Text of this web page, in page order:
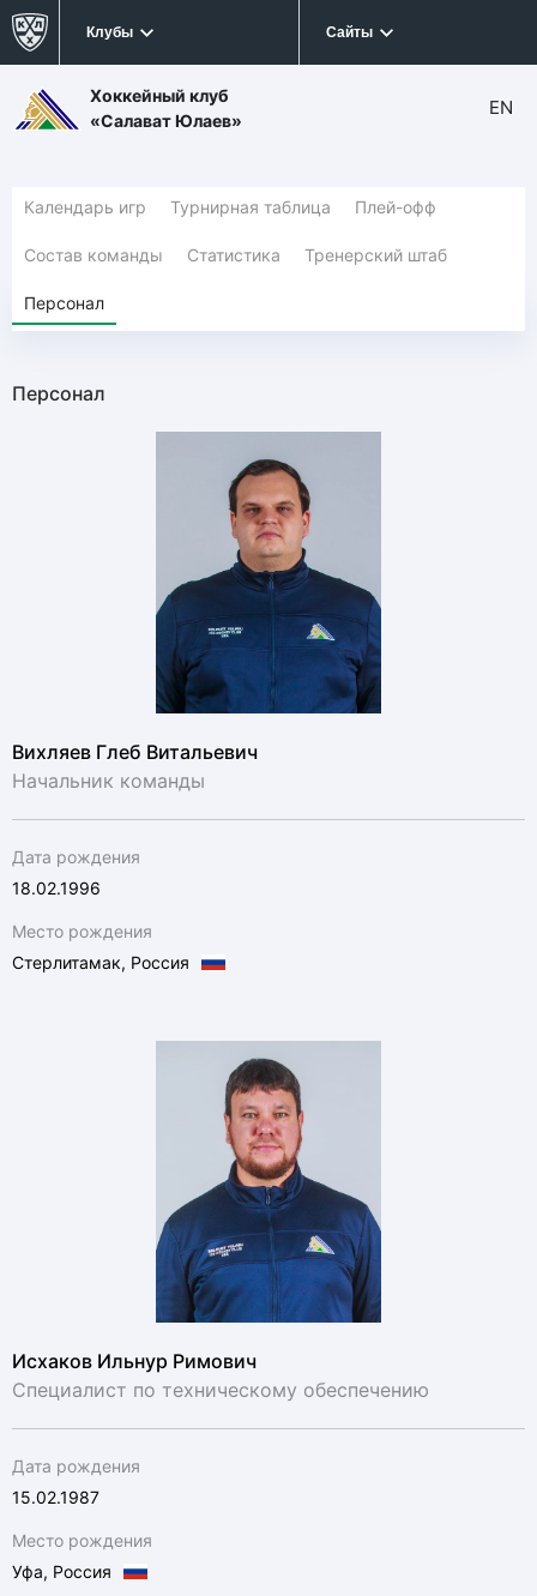
Клубы Сайты
Хоккейный клуб
«Салават Юлаев»
EN
Календарь игр Турнирная таблица Плей-офф
Состав команды Статистика Тренерский штаб
Персонал
Персонал
Вихляев Глеб Витальевич
Начальник команды
Дата рождения
18.02.1996
Место рождения
Стерлитамак, Россия
Исхаков Ильнур Римович
Специалист по техническому обеспечению
Дата рождения
15.02.1987
Место рождения
Уфа, Россия